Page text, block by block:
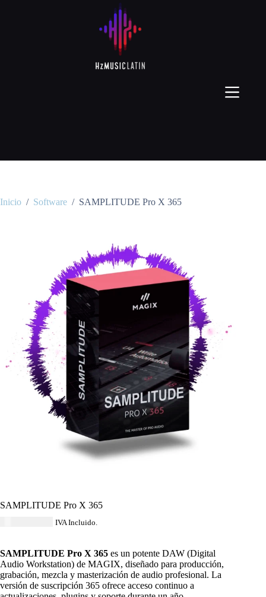
Inicio / Software / SAMPLITUDE Pro X 365
SAMPLITUDE Pro X 365
IVA Incluido.
SAMPLITUDE Pro X 365 es un potente DAW (Digital
Audio Workstation) de MAGIX, diseñado para producción,
grabación, mezcla y masterización de audio profesional. La
versión de suscripción 365 ofrece acceso continuo a